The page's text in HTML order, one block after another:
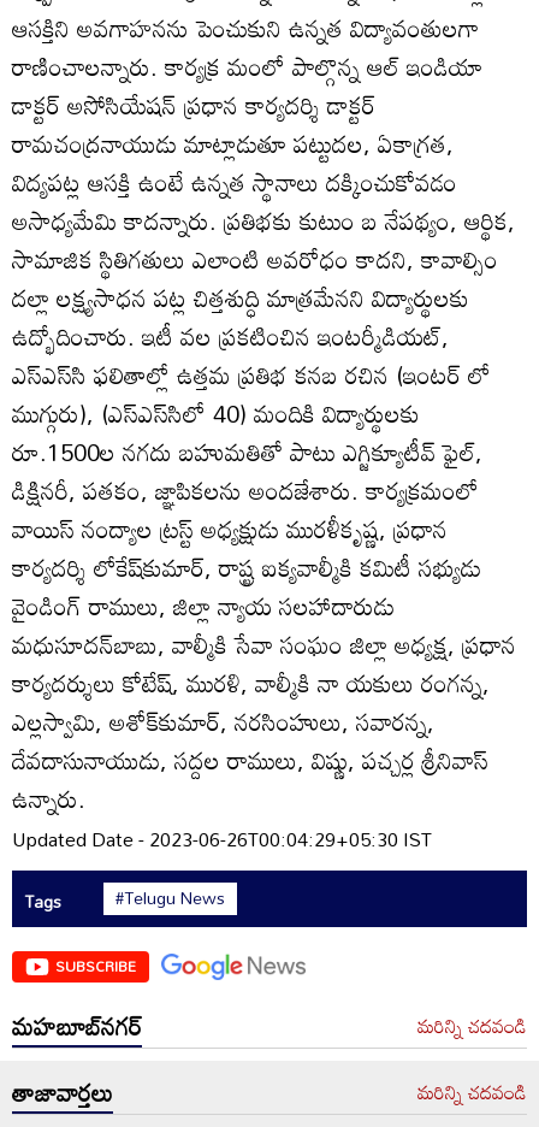
ఆసక్తిని అవగాహనను పెంచుకుని ఉన్నత విద్యావంతులగా
రాణించాలన్నారు. కార్యక్ర మంలో పాల్గొన్న ఆల్‌ ఇండియా
డాక్టర్‌ అసోసియేషన్‌ ప్రధాన కార్యదర్శి డాక్టర్‌
రామచంద్రనాయుడు మాట్లాడుతూ పట్టుదల, ఏకాగ్రత,
విద్యపట్ల ఆసక్తి ఉంటే ఉన్నత స్థానాలు దక్కించుకోవడం
అసాధ్యమేమి కాదన్నారు. ప్రతిభకు కుటుం బ నేపథ్యం, ఆర్థిక,
సామాజిక స్థితిగతులు ఎలాంటి అవరోధం కాదని, కావాల్సిం
దల్లా లక్ష్యసాధన పట్ల చిత్తశుద్ధి మాత్రమేనని విద్యార్థులకు
ఉద్భోదించారు. ఇటీ వల ప్రకటించిన ఇంటర్మీడియట్‌,
ఎస్‌ఎస్‌సి ఫలితాల్లో ఉత్తమ ప్రతిభ కనబ రచిన (ఇంటర్‌ లో
ముగ్గురు), (ఎస్‌ఎస్‌సిలో 40) మందికి విద్యార్థులకు
రూ.1500ల నగదు బహుమతితో పాటు ఎగ్జిక్యూటీవ్‌ ఫైల్‌,
డిక్షినరీ, పతకం, జ్ఞాపికలను అందజేశారు. కార్యక్రమంలో
వాయిస్‌ నంద్యాల ట్రస్ట్‌ అధ్యక్షుడు మురళీకృష్ణ, ప్రధాన
కార్యదర్శి లోకేష్‌కుమార్‌, రాష్ట్ర ఐక్యవాల్మీకి కమిటీ సభ్యుడు
వైండింగ్‌ రాములు, జిల్లా న్యాయ సలహాదారుడు
మధుసూదన్‌బాబు, వాల్మీకి సేవా సంఘం జిల్లా అధ్యక్ష, ప్రధాన
కార్యదర్శులు కోటేష్‌, మురళి, వాల్మీకి నా యకులు రంగన్న,
ఎల్లస్వామి, అశోక్‌కుమార్‌, నరసింహులు, సవారన్న,
దేవదాసునాయుడు, సద్దల రాములు, విష్ణు, పచ్చర్ల శ్రీనివాస్‌
ఉన్నారు.
Updated Date - 2023-06-26T00:04:29+05:30 IST
Tags #Telugu News
SUBSCRIBE
మహబూబ్‌నగర్ మరిన్ని చదవండి
తాజావార్తలు మరిన్ని చదవండి